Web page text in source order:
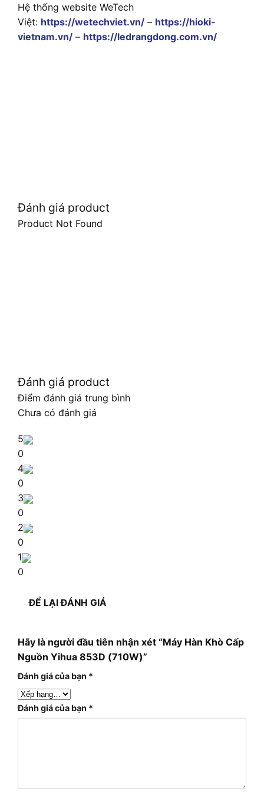
Hệ thống website WeTech
Việt: https://wetechviet.vn/ – https://hioki-
vietnam.vn/ – https://ledrangdong.com.vn/
Đánh giá product
Product Not Found
Đánh giá product
Điểm đánh giá trung bình
Chưa có đánh giá
5
0
4
0
3
0
2
0
1
0
ĐỂ LẠI ĐÁNH GIÁ
Hãy là người đầu tiên nhận xét “Máy Hàn Khò Cấp
Nguồn Yihua 853D (710W)”
Đánh giá của bạn *
Đánh giá của bạn *